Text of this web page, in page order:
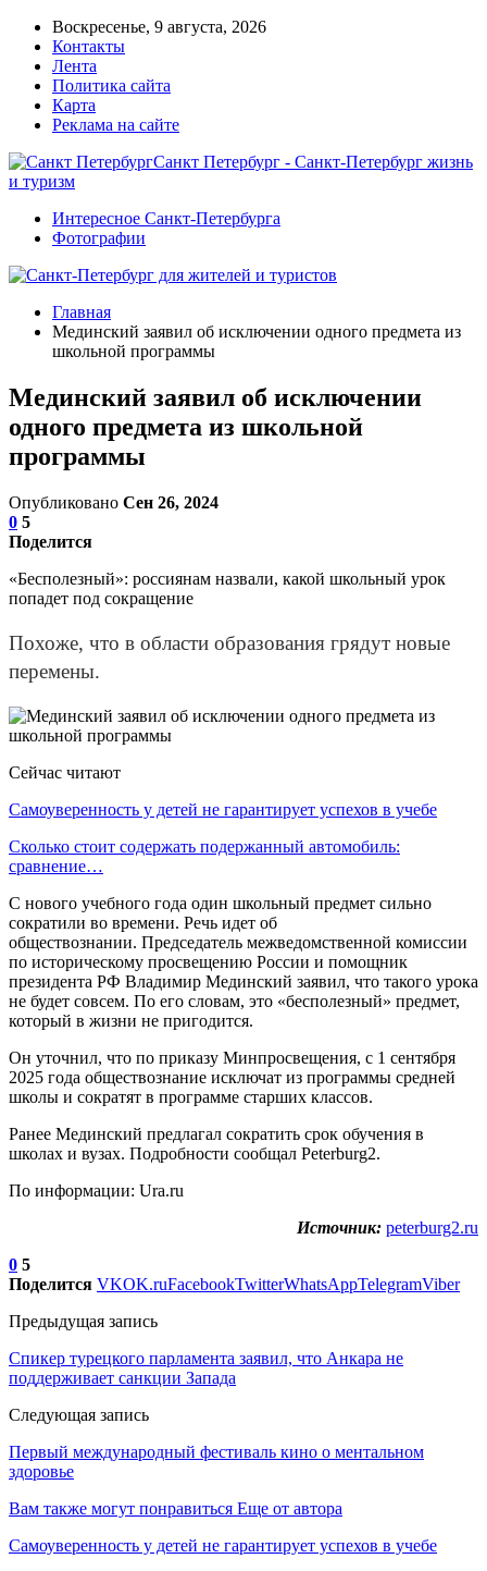
Воскресенье, 9 августа, 2026
Контакты
Лента
Политика сайта
Карта
Реклама на сайте
Санкт Петербург - Санкт-Петербург жизнь
и туризм
Интересное Санкт-Петербурга
Фотографии
Главная
Мединский заявил об исключении одного предмета из
школьной программы
Мединский заявил об исключении
одного предмета из школьной
программы
Опубликовано Сен 26, 2024
0 5
Поделится
«Бесполезный»: россиянам назвали, какой школьный урок
попадет под сокращение
Похоже, что в области образования грядут новые
перемены.
Сейчас читают
Самоуверенность у детей не гарантирует успехов в учебе
Сколько стоит содержать подержанный автомобиль:
сравнение…
С нового учебного года один школьный предмет сильно
сократили во времени. Речь идет об
обществознании. Председатель межведомственной комиссии
по историческому просвещению России и помощник
президента РФ Владимир Мединский заявил, что такого урока
не будет совсем. По его словам, это «бесполезный» предмет,
который в жизни не пригодится.
Он уточнил, что по приказу Минпросвещения, с 1 сентября
2025 года обществознание исключат из программы средней
школы и сократят в программе старших классов.
Ранее Мединский предлагал сократить срок обучения в
школах и вузах. Подробности сообщал Peterburg2.
По информации: Ura.ru
Источник: peterburg2.ru
0 5
Поделится VKOK.ruFacebookTwitterWhatsAppTelegramViber
Предыдущая запись
Спикер турецкого парламента заявил, что Анкара не
поддерживает санкции Запада
Следующая запись
Первый международный фестиваль кино о ментальном
здоровье
Вам также могут понравиться Еще от автора
Самоуверенность у детей не гарантирует успехов в учебе